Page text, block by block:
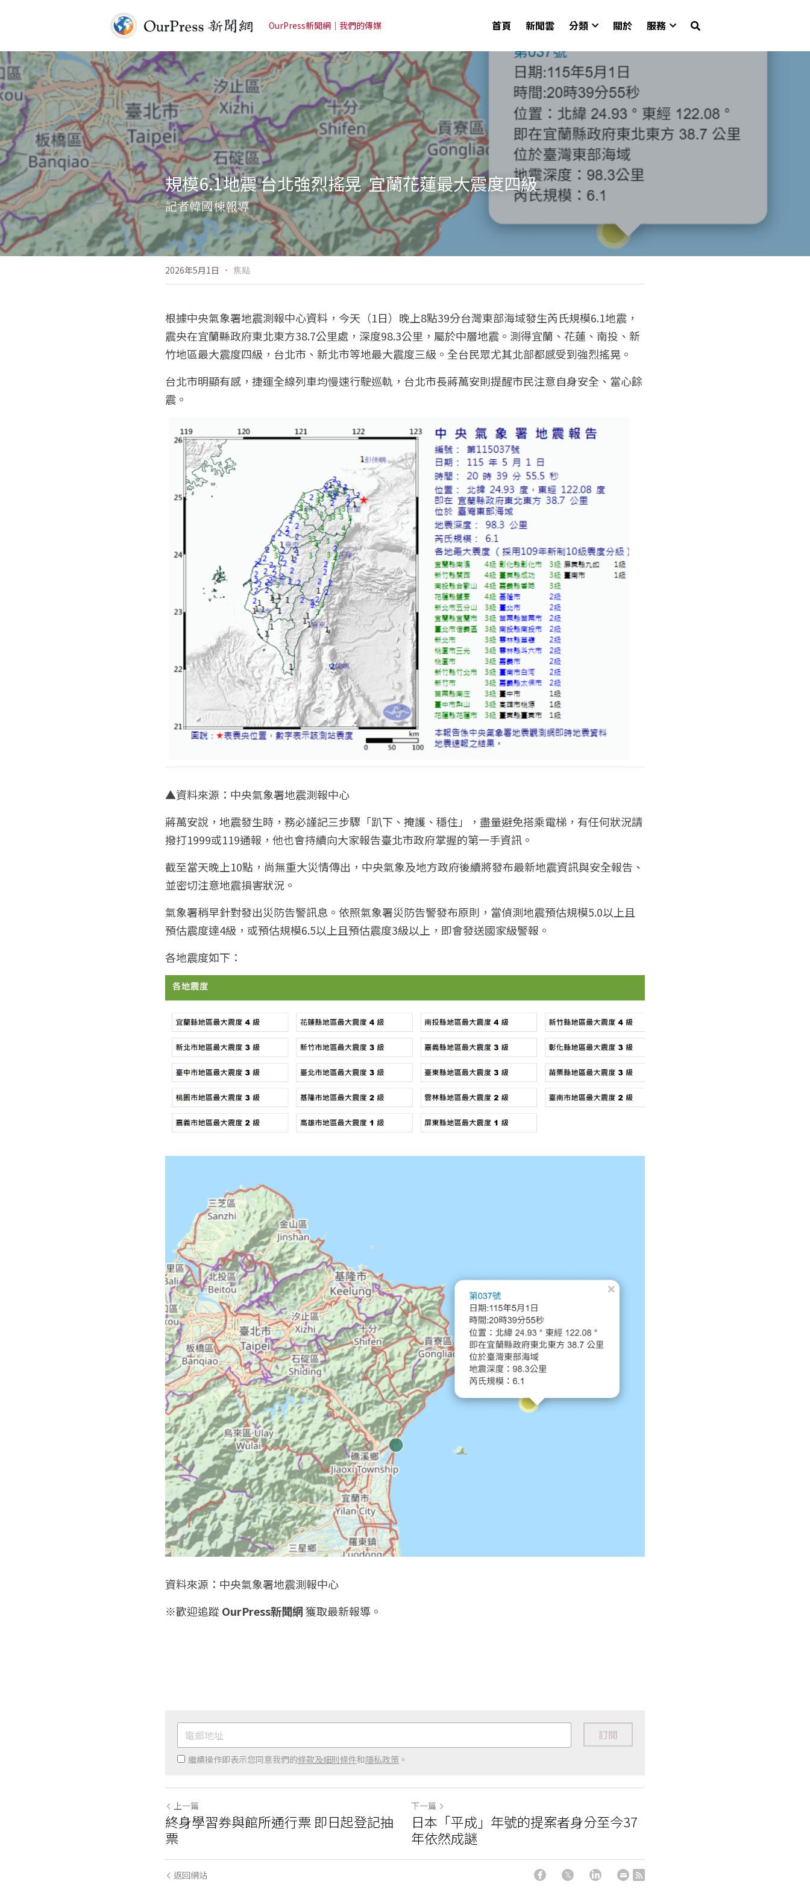
OurPress新聞網｜我們的傳媒 首頁 新聞雲 分類 關於 服務
規模6.1地震 台北強烈搖晃  宜蘭花蓮最大震度四級
記者韓國棟報導
2026年5月1日 · 焦點
根據中央氣象署地震測報中心資料，今天（1日）晚上8點39分台灣東部海域發生芮氏規模6.1地震，
震央在宜蘭縣政府東北東方38.7公里處，深度98.3公里，屬於中層地震。測得宜蘭、花蓮、南投、新
竹地區最大震度四級，台北市、新北市等地最大震度三級。全台民眾尤其北部都感受到強烈搖晃。
台北市明顯有感，捷運全線列車均慢速行駛巡軌，台北市長蔣萬安則提醒市民注意自身安全、當心餘
震。
▲資料來源：中央氣象署地震測報中心
蔣萬安說，地震發生時，務必謹記三步驟「趴下、掩護、穩住」，盡量避免搭乘電梯，有任何狀況請
撥打1999或119通報，他也會持續向大家報告臺北市政府掌握的第一手資訊。
截至當天晚上10點，尚無重大災情傳出，中央氣象及地方政府後續將發布最新地震資訊與安全報告、
並密切注意地震損害狀況。
氣象署稍早針對發出災防告警訊息。依照氣象署災防告警發布原則，當偵測地震預估規模5.0以上且
預估震度達4級，或預估規模6.5以上且預估震度3級以上，即會發送國家級警報。
各地震度如下：
資料來源：中央氣象署地震測報中心
※歡迎追蹤 OurPress新聞網 獲取最新報導。
訂閱
繼續操作即表示您同意我們的條款及細則條件和隱私政策 。
上一篇
終身學習券與館所通行票 即日起登記抽
票
下一篇
日本「平成」年號的提案者身分至今37
年依然成謎
返回網站